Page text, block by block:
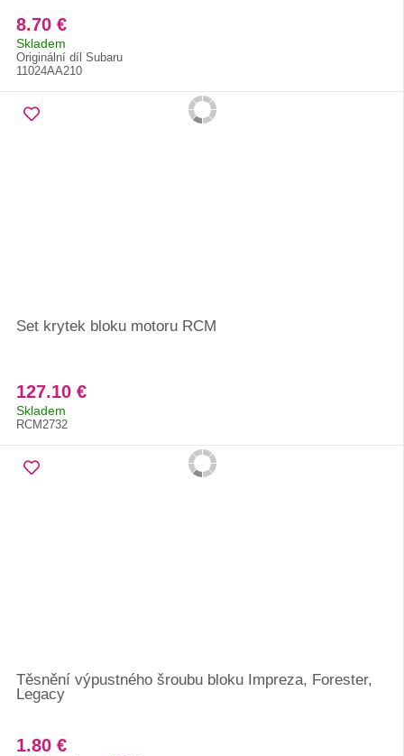
8.70 €
Skladem
Originální díl Subaru
11024AA210
Set krytek bloku motoru RCM
127.10 €
Skladem
RCM2732
Těsnění výpustného šroubu bloku Impreza, Forester,
Legacy
1.80 €